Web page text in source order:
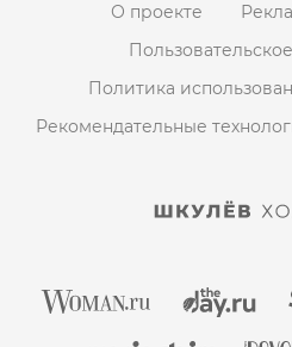
О проекте
Политика
Рекомендательные